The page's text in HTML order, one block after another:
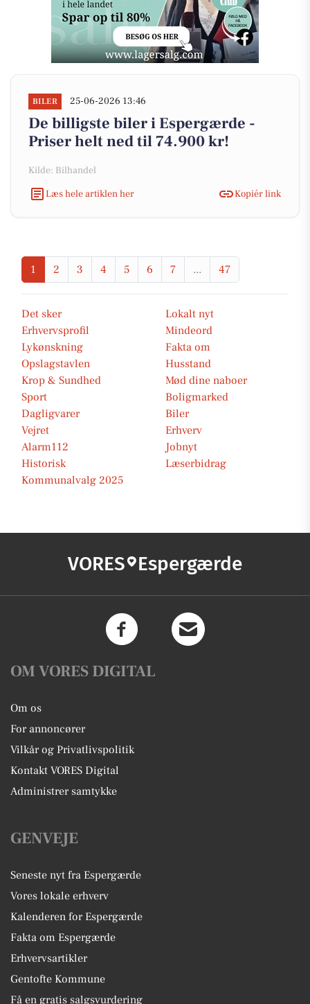
BILER 25-06-2026 13:46
De billigste biler i Espergærde -
Priser helt ned til 74.900 kr!
Kilde: Bilhandel
Læs hele artiklen her
Kopiér link
1 2 3 4 5 6 7 ... 47
Det sker
Lokalt nyt
Erhvervsprofil
Mindeord
Lykønskning
Fakta om
Opslagstavlen
Husstand
Krop & Sundhed
Mød dine naboer
Sport
Boligmarked
Dagligvarer
Biler
Vejret
Erhverv
Alarm112
Jobnyt
Historisk
Læserbidrag
Kommunalvalg 2025
VORES Espergærde
OM VORES DIGITAL
Om os
For annoncører
Vilkår og Privatlivspolitik
Kontakt VORES Digital
Administrer samtykke
GENVEJE
Seneste nyt fra Espergærde
Vores lokale erhverv
Kalenderen for Espergærde
Fakta om Espergærde
Erhvervsartikler
Gentofte Kommune
Få en gratis salgsvurdering